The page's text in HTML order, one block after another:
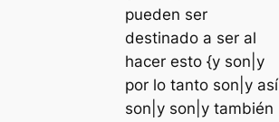
pueden ser
destinado a ser al
hacer esto {y son|y
por lo tanto son|y así
son|y son|y también